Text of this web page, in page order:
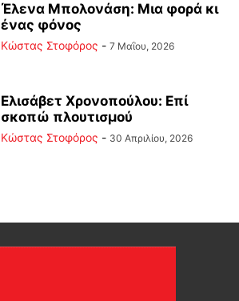
Έλενα Μπολονάση: Μια φορά κι
ένας φόνος
Κώστας Στοφόρος - 7 Μαΐου, 2026
Ελισάβετ Χρονοπούλου: Επί
σκοπώ πλουτισμού
Κώστας Στοφόρος - 30 Απριλίου, 2026